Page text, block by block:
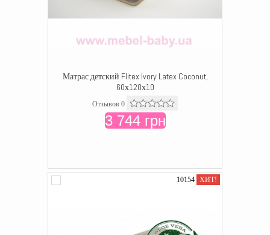
Матрас детский Flitex Ivory Latex Coconut,
60х120х10
Отзывов 0
3 744 грн
10154 ХИТ!